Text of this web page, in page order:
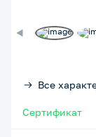
Все
Сертификат